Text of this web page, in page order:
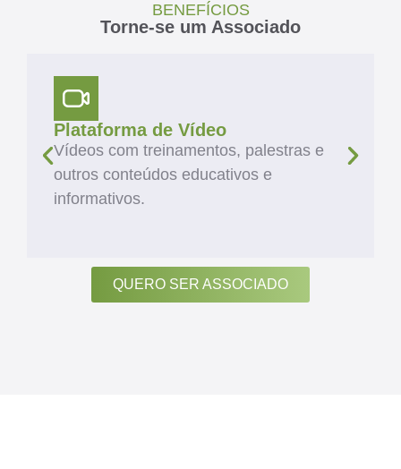
BENEFÍCIOS
Torne-se um Associado
Plataforma de Vídeo
Vídeos com treinamentos, palestras e
outros conteúdos educativos e
informativos.
QUERO SER ASSOCIADO